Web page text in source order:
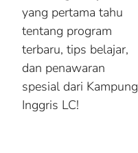
yang pertama tahu
tentang program
terbaru, tips belajar,
dan penawaran
spesial dari Kampung
Inggris LC!